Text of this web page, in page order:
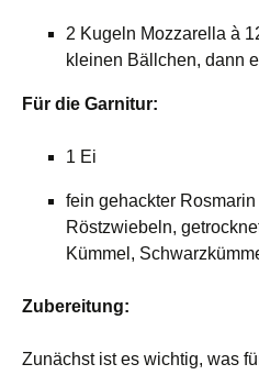
2 Kugeln Mozzarella à
kleinen Bällchen, dann
Für die Garnitur:
1 Ei
fein gehackter
Röstzwiebeln,
Kümmel,
Zubereitung:
Zunächst ist es wichtig, was